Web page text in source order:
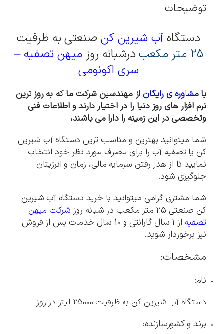
توضیحات
دستگاهآب شیرین کنصنعتی به ظرفیت
25 متر مکعب
درشبانه روزمیهن تصفیه–
سری اکونومی
با مشاوره ی رایگاناز مهندسین شرکت ما که به روز ترین
نرم افزار های روز دنیا را در اختیار دارند و اطلاعات فنی
وتخصصی در این زمینه را دارا می باشند،
شما میتوانید بهترین و مناسب ترین دستگاه آب شیرین
کن یا تصفیه آب را برای مصرف مورد نظر خود انتخاب
نمایید تا از هدر رفتن سرمایه مالی، زمان و انرژیتان
جلوگیری شود.
شما مشتری گرامی میتوانید با خرید دستگاه آب شیرین
کن صنعتی 25 متر مکعب در شبانه روز
شرکت میهن
تصفیه
از 1 سال گارانتی و 10 سال خدمات پس از فروش
نیز برخوردار شوید.
مشخصات:
نام:
دستگاه آب شیرین کن به ظرفیت 25000 لیتر در روز
برند و کشورسازنده: